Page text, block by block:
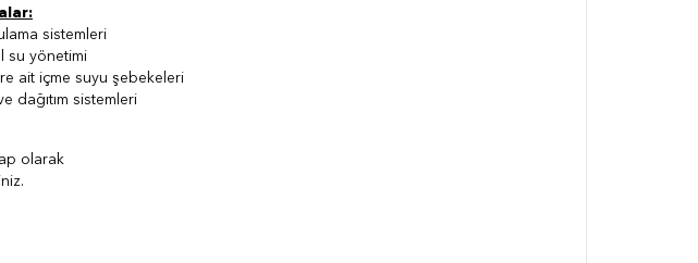
sistemleri
su yönetimi
ait içme suyu şebekeleri
dağıtım sistemleri
olarak